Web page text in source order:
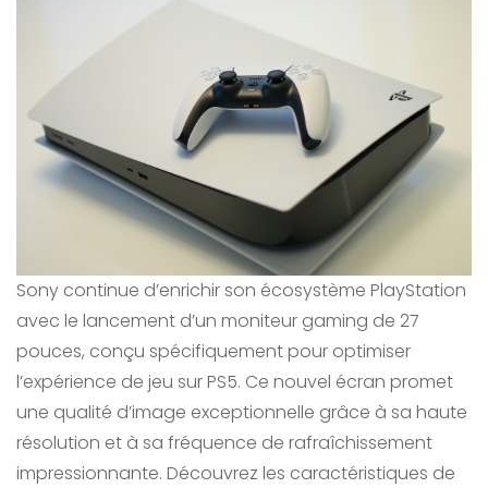
Sony continue d’enrichir son écosystème PlayStation
avec le lancement d’un moniteur gaming de 27
pouces, conçu spécifiquement pour optimiser
l’expérience de jeu sur PS5. Ce nouvel écran promet
une qualité d’image exceptionnelle grâce à sa haute
résolution et à sa fréquence de rafraîchissement
impressionnante. Découvrez les caractéristiques de